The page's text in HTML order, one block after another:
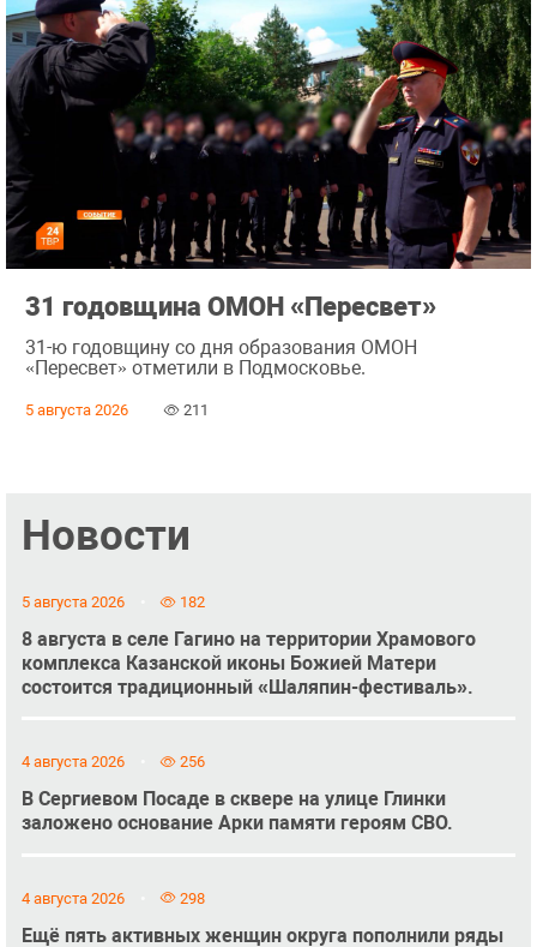
31 годовщина ОМОН «Пересвет»
31-ю годовщину со дня образования ОМОН
«Пересвет» отметили в Подмосковье.
5 августа 2026 211
Новости
5 августа 2026 182
8 августа в селе Гагино на территории Храмового
комплекса Казанской иконы Божией Матери
состоится традиционный «Шаляпин-фестиваль».
4 августа 2026 256
В Сергиевом Посаде в сквере на улице Глинки
заложено основание Арки памяти героям СВО.
4 августа 2026 298
Ещё пять активных женщин округа пополнили ряды